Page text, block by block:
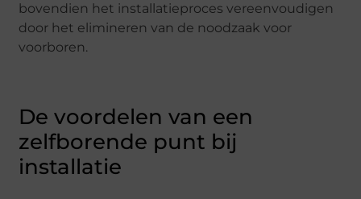
bovendien het installatieproces vereenvoudigen
door het elimineren van de noodzaak voor
voorboren.
De voordelen van een
zelfborende punt bij
installatie